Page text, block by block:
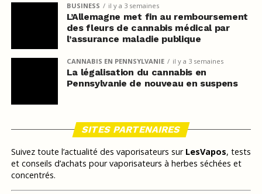
BUSINESS il y a 3 semaines
L’Allemagne met fin au remboursement
des fleurs de cannabis médical par
l’assurance maladie publique
CANNABIS EN PENNSYLVANIE il y a 3 semaines
La légalisation du cannabis en
Pennsylvanie de nouveau en suspens
SITES PARTENAIRES
Suivez toute l’actualité des vaporisateurs sur LesVapos, tests
et conseils d’achats pour vaporisateurs à herbes séchées et
concentrés.